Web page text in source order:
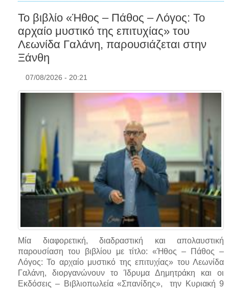
Το βιβλίο «Ήθος – Πάθος – Λόγος: Το
αρχαίο μυστικό της επιτυχίας» του
Λεωνίδα Γαλάνη, παρουσιάζεται στην
Ξάνθη
07/08/2026 - 20:21
Μία διαφορετική, διαδραστική και απολαυστική
παρουσίαση του βιβλίου με τίτλο: «Ήθος – Πάθος –
Λόγος: Το αρχαίο μυστικό της επιτυχίας» του Λεωνίδα
Γαλάνη, διοργανώνουν το Ίδρυμα Δημητράκη και οι
Εκδόσεις – Βιβλιοπωλεία «Σπανίδης», την Κυριακή 9